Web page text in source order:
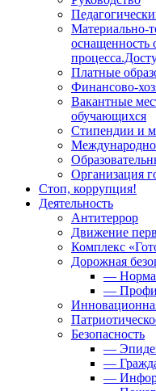
Материально-
оснащенность
Платные
Финансово-
Вакантные
обучающихся
Стипендии и
Организация
Стоп, коррупция!
Деятельность
Антитеррор
Движение
Комплекс
Дорожная
—
—
Безопасность
—
—
—